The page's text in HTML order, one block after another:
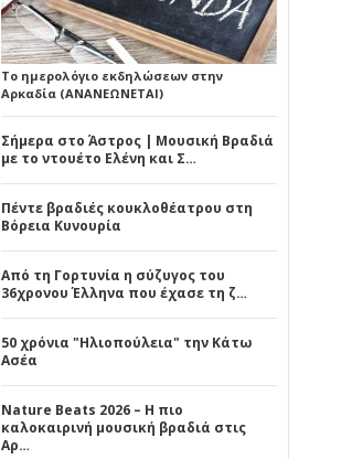
Το ημερολόγιο εκδηλώσεων στην
Αρκαδία (ΑΝΑΝΕΩΝΕΤΑΙ)
Σήμερα στο Άστρος | Μουσική Βραδιά
με το ντουέτο Ελένη και Σ…
Πέντε βραδιές κουκλοθέατρου στη
Βόρεια Κυνουρία
Από τη Γορτυνία η σύζυγος του
36χρονου Έλληνα που έχασε τη ζ…
50 χρόνια "Ηλιοπούλεια" την Κάτω
Ασέα
Nature Beats 2026 – Η πιο
καλοκαιρινή μουσική βραδιά στις
Αρ…